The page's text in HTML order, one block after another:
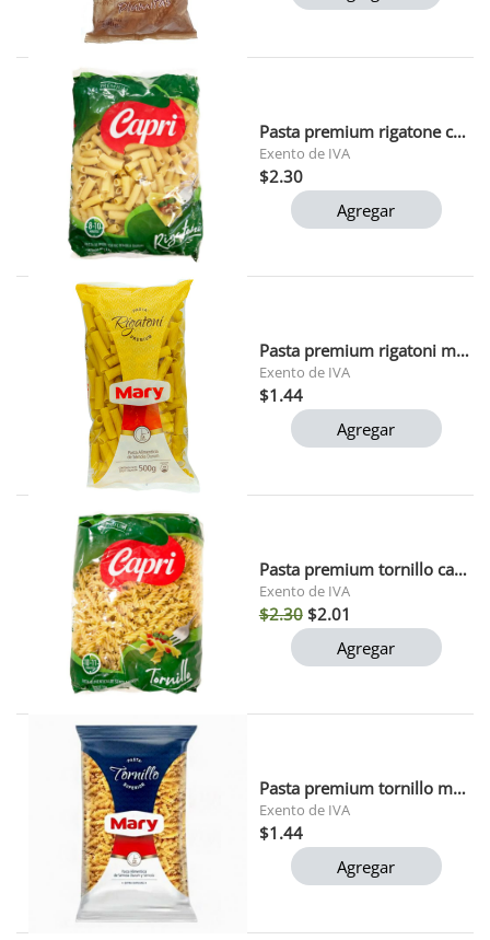
Pasta premium rigatone capri 1 kg 1x12
Exento de IVA
$2.30
Agregar
Pasta premium rigatoni mary 500 gr 1x12
Exento de IVA
$1.44
Agregar
Pasta premium tornillo capri 1k
Exento de IVA
$2.30$2.01
Agregar
Pasta premium tornillo mary 500 gr
Exento de IVA
$1.44
Agregar